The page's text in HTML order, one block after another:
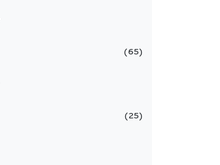
65
25